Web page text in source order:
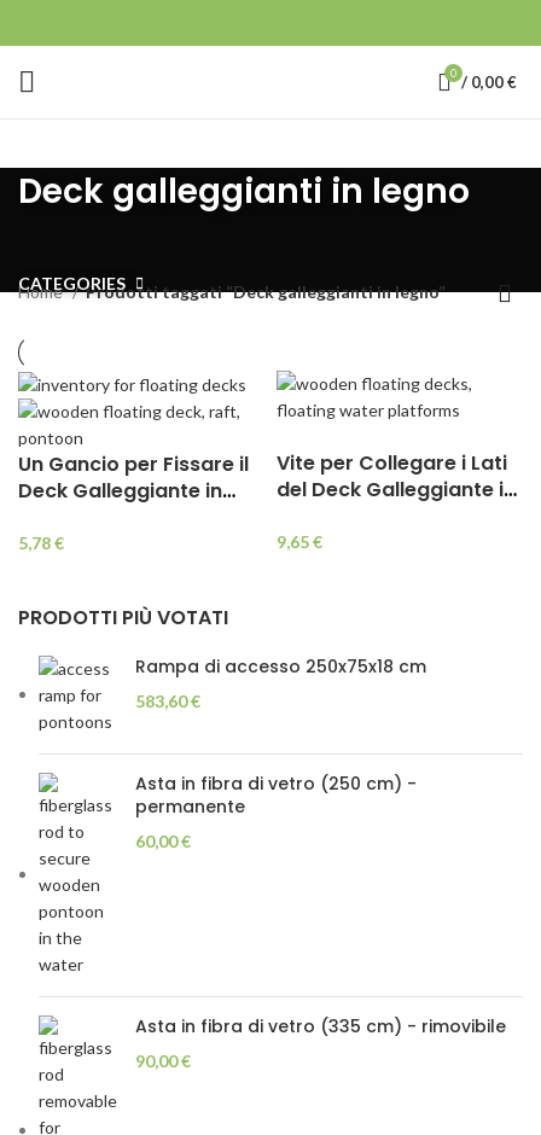
0 / 0,00€
Deck galleggianti in legno
CATEGORIES
PRODOTTI PIÙ VOTATI
Rampa di accesso 250x75x18 cm
583,60€
Asta in fibra di vetro (250 cm) -
permanente
60,00€
Asta in fibra di vetro (335 cm) - rimovibile
90,00€
Home Prodotti taggati “Deck galleggianti in legno”
Un Gancio per Fissare il
Deck Galleggiante in
Acciaio Inossidabile
5,78€
Vite per Collegare i Lati
del Deck Galleggiante in
Inossidabile
9,65€